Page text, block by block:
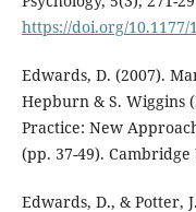
https://doi.org/10.1177/
Edwards, D. (2007).
Hepburn & S. Wiggins
Practice: New
(pp. 37-49). Cambridge
Edwards, D., & Potter,